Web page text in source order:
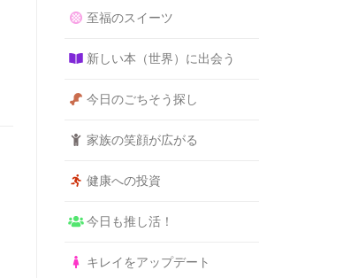
至福のスイーツ
新しい本（世界）に出会う
今日のごちそう探し
家族の笑顔が広がる
健康への投資
今日も推し活！
キレイをアップデート